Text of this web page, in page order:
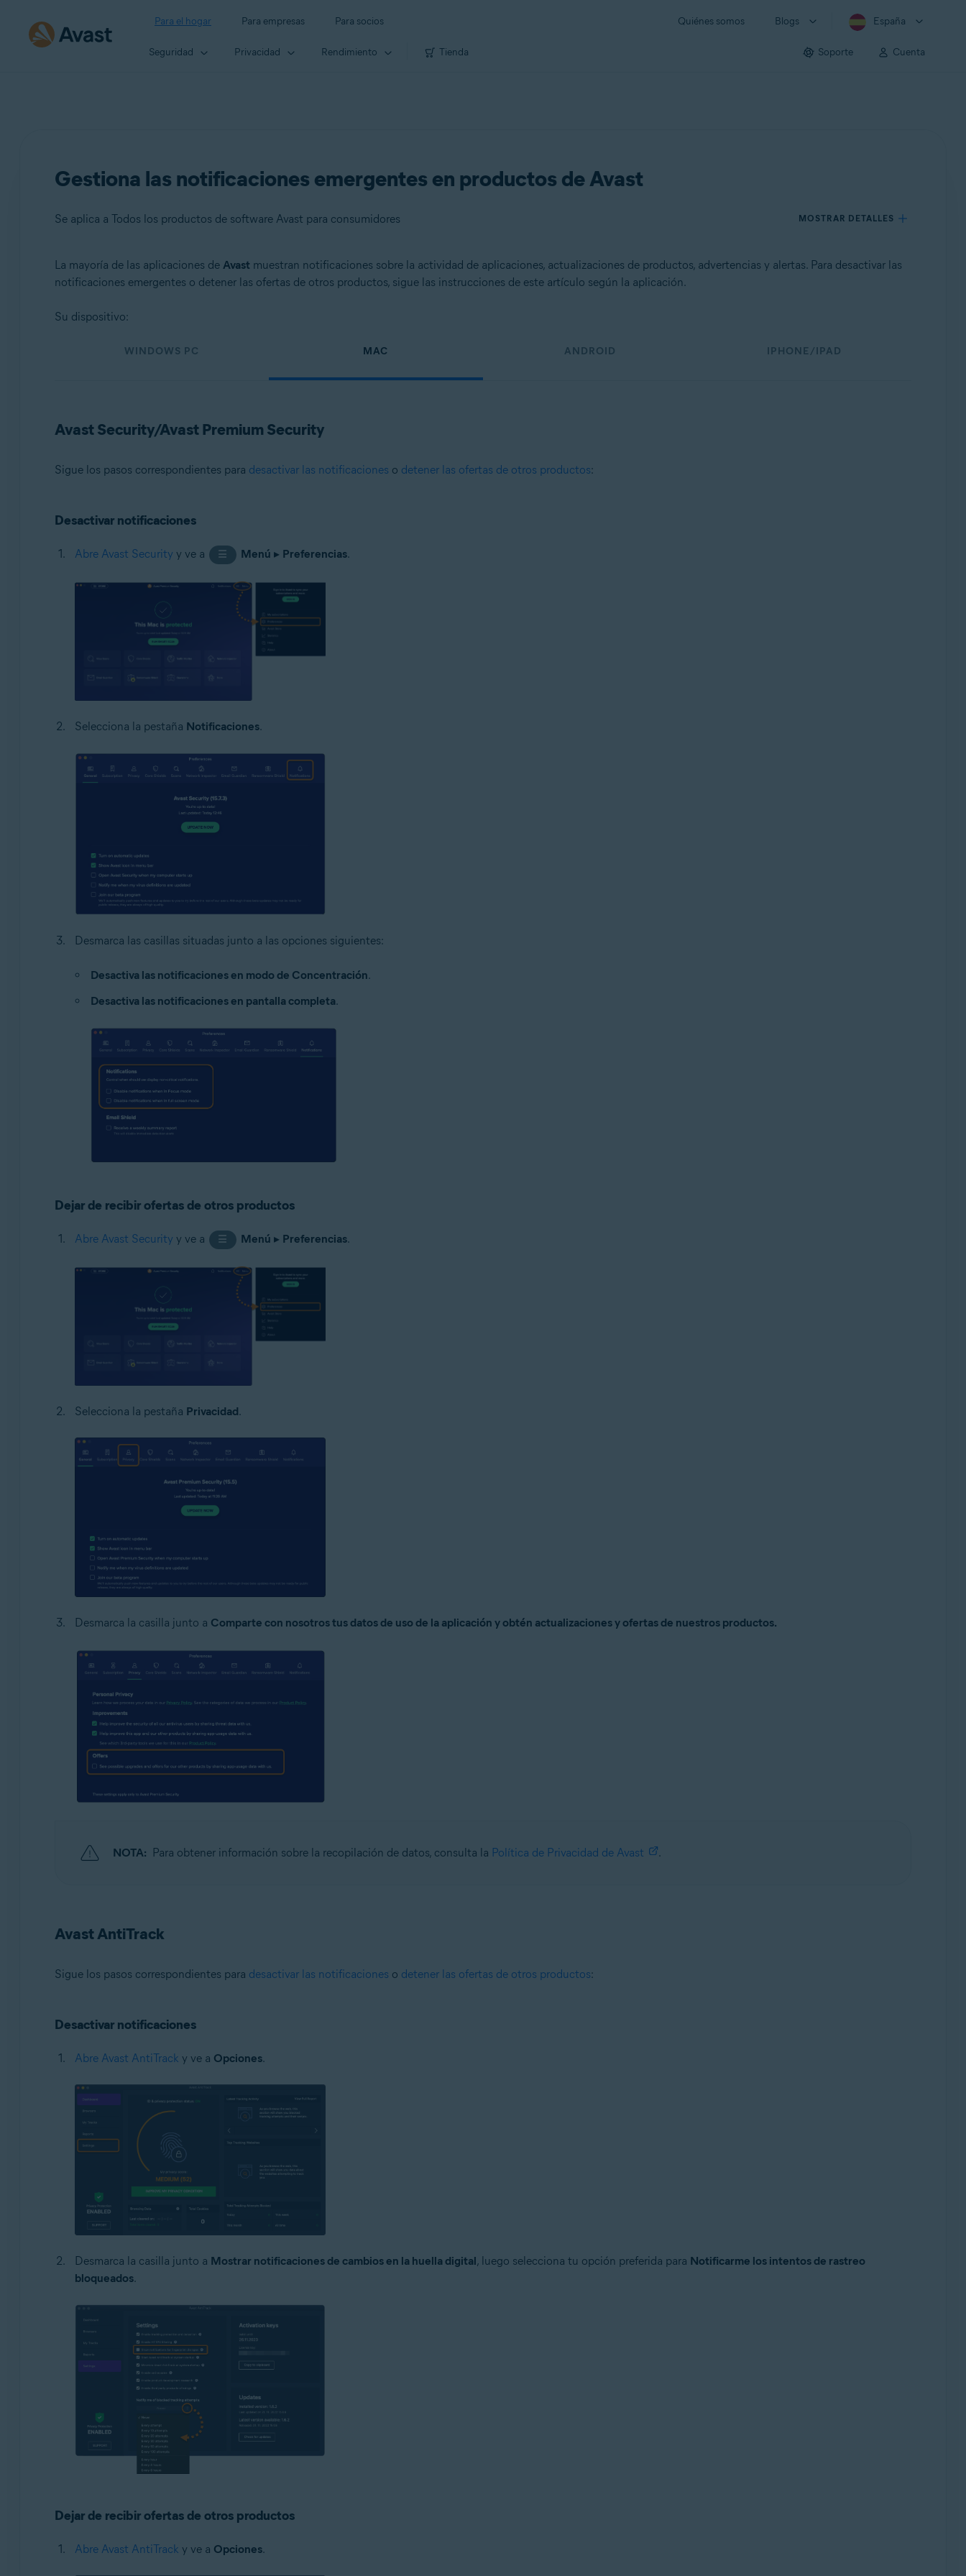
Para el hogar Para empresas Para socios Quiénes somos Blogs España
Seguridad Privacidad Rendimiento Tienda Soporte Cuenta
Gestiona las notificaciones emergentes en productos de Avast
Se aplica a Todos los productos de software Avast para consumidores MOSTRAR DETALLES
Productos:
Todas las plataformas admitidas
La mayoría de las aplicaciones de Avast muestran notificaciones sobre la actividad de aplicaciones, actualizaciones de productos, advertencias y alertas. Para desactivar las
notificaciones emergentes o detener las ofertas de otros productos, sigue las instrucciones de este artículo según la aplicación.
Su dispositivo:
WINDOWS PC MAC ANDROID IPHONE/IPAD
Avast Security/Avast Premium Security
Sigue los pasos correspondientes para desactivar las notificaciones o detener las ofertas de otros productos:
Desactivar notificaciones
Abre Avast Security y ve a ☰ Menú ▸ Preferencias.
Selecciona la pestaña Notificaciones.
Desmarca las casillas situadas junto a las opciones siguientes:
Desactiva las notificaciones en modo de Concentración.
Desactiva las notificaciones en pantalla completa.
Dejar de recibir ofertas de otros productos
Abre Avast Security y ve a ☰ Menú ▸ Preferencias.
Selecciona la pestaña Privacidad.
Desmarca la casilla junto a Comparte con nosotros tus datos de uso de la aplicación y obtén actualizaciones y ofertas de nuestros productos.
NOTA: Para obtener información sobre la recopilación de datos, consulta la Política de Privacidad de Avast .
Avast AntiTrack
Sigue los pasos correspondientes para desactivar las notificaciones o detener las ofertas de otros productos:
Desactivar notificaciones
Abre Avast AntiTrack y ve a Opciones.
Desmarca la casilla junto a Mostrar notificaciones de cambios en la huella digital, luego selecciona tu opción preferida para Notificarme los intentos de rastreo
bloqueados.
Dejar de recibir ofertas de otros productos
Abre Avast AntiTrack y ve a Opciones.